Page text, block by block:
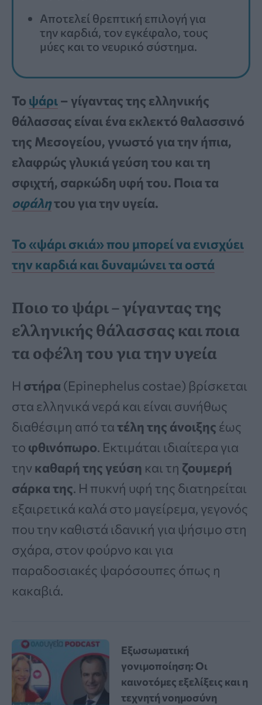
Αποτελεί θρεπτική επιλογή για
την καρδιά, τον εγκέφαλο, τους
μύες και το νευρικό σύστημα.
Το ψάρι– γίγαντας της ελληνικής
θάλασσας είναι ένα εκλεκτό θαλασσινό
της Μεσογείου, γνωστό για την ήπια,
ελαφρώς γλυκιά γεύση του και τη
σφιχτή, σαρκώδη υφή του. Ποια τα
οφάλητου για την υγεία.
Το «ψάρι σκιά» που μπορεί να ενισχύει
την καρδιά και δυναμώνει τα οστά
Ποιο το ψάρι – γίγαντας της
ελληνικής θάλασσας και ποια
τα οφέλη του για την υγεία
Η στήρα (Epinephelus costae) βρίσκεται
στα ελληνικά νερά και είναι συνήθως
διαθέσιμη από τατέλη της άνοιξης έως
το φθινόπωρο. Εκτιμάται ιδιαίτερα για
την καθαρή της γεύση και τη ζουμερή
σάρκα της. Η πυκνή υφή της διατηρείται
εξαιρετικά καλά στο μαγείρεμα, γεγονός
που την καθιστά ιδανική για ψήσιμο στη
σχάρα, στον φούρνο και για
παραδοσιακές ψαρόσουπες όπως η
κακαβιά.
Εξωσωματική
γονιμοποίηση: Οι
καινοτόμες εξελίξεις και η
τεχνητή νοημοσύνη